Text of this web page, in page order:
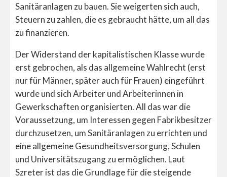
Sanitäranlagen zu bauen. Sie weigerten sich auch,
Steuern zu zahlen, die es gebraucht hätte, um all das
zu finanzieren.
Der Widerstand der kapitalistischen Klasse wurde
erst gebrochen, als das allgemeine Wahlrecht (erst
nur für Männer, später auch für Frauen) eingeführt
wurde und sich Arbeiter und Arbeiterinnen in
Gewerkschaften organisierten. All das war die
Voraussetzung, um Interessen gegen Fabrikbesitzer
durchzusetzen, um Sanitäranlagen zu errichten und
eine allgemeine Gesundheitsversorgung, Schulen
und Universitätszugang zu ermöglichen. Laut
Szreter ist das die Grundlage für die steigende